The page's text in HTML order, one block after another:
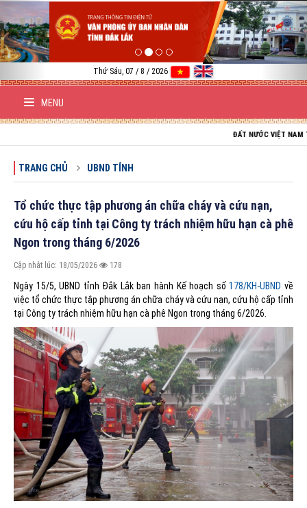
Previous
Thứ Sáu, 07 / 8 / 2026
MENU
ĐẤT NƯỚC VIỆT NAM TRƯỜNG
TRANG CHỦ UBND TỈNH
Tổ chức thực tập phương án chữa cháy và cứu nạn,
cứu hộ cấp tỉnh tại Công ty trách nhiệm hữu hạn cà phê
Ngon trong tháng 6/2026
Cập nhật lúc: 18/05/2026 178
Ngày 15/5, UBND tỉnh Đắk Lắk ban hành Kế hoạch số178/KH-UBND về
việc tổ chức thực tập phương án chữa cháy và cứu nạn, cứu hộ cấp tỉnh
tại Công ty trách nhiệm hữu hạn cà phê Ngon trong tháng 6/2026.